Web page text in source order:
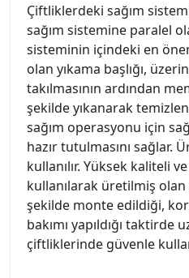
Çiftliklerdeki sağım
sağım sistemine paralel
sisteminin içindeki en
olan yıkama başlığı,
takılmasının ardından
şekilde yıkanarak
sağım operasyonu için
hazır tutulmasını sağlar.
kullanılır. Yüksek kaliteli
kullanılarak üretilmiş olan
şekilde monte edildiği,
bakımı yapıldığı
çiftliklerinde güvenle